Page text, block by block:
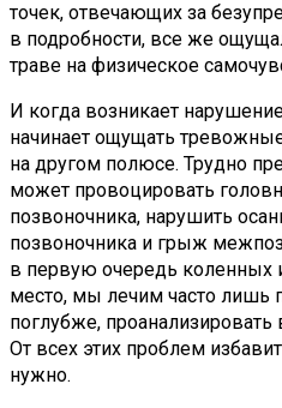
точек, отвечающих за
в подробности, все же
траве на физическое
И когда возникает
начинает ощущать
на другом полюсе. Трудно
может провоцировать
позвоночника, нарушить
позвоночника и грыж
в первую очередь коленных
место, мы лечим часто лишь
поглубже,
От всех этих проблем
нужно.